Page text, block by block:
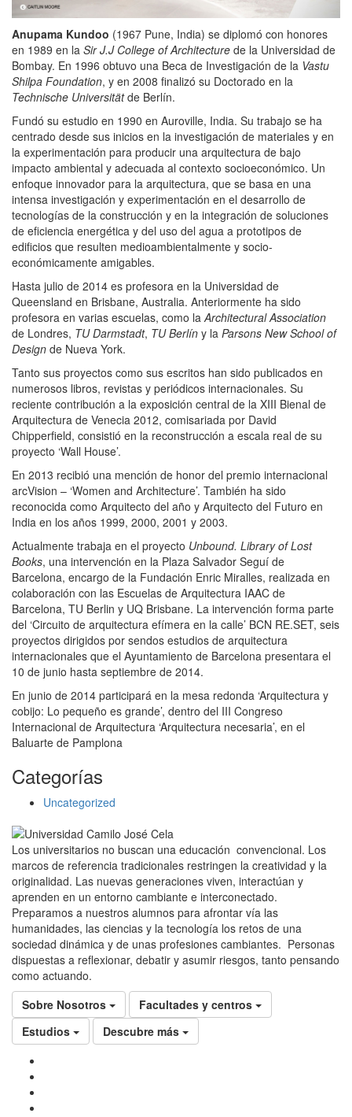
Anupama Kundoo (1967 Pune, India) se diplomó con honores
en 1989 en la Sir J.J College of Architecture de la Universidad de
Bombay. En 1996 obtuvo una Beca de Investigación de la Vastu
Shilpa Foundation, y en 2008 finalizó su Doctorado en la
Technische Universitätde Berlín.
Fundó su estudio en 1990 en Auroville, India. Su trabajo se ha
centrado desde sus inicios en la investigación de materiales y en
la experimentación para producir una arquitectura de bajo
impacto ambiental y adecuada al contexto socioeconómico. Un
enfoque innovador para la arquitectura, que se basa en una
intensa investigación y experimentación en el desarrollo de
tecnologías de la construcción y en la integración de soluciones
de eficiencia energética y del uso del agua a prototipos de
edificios que resulten medioambientalmente y socio-
económicamente amigables.
Hasta julio de 2014 es profesora en la Universidad de
Queensland en Brisbane, Australia. Anteriormente ha sido
profesora en varias escuelas, como la Architectural Association
de Londres, TU Darmstadt, TU Berlín y la Parsons New School of
Design de Nueva York.
Tanto sus proyectos como sus escritos han sido publicados en
numerosos libros, revistas y periódicos internacionales. Su
reciente contribución a la exposición central de la XIII Bienal de
Arquitectura de Venecia 2012, comisariada por David
Chipperfield, consistió en la reconstrucción a escala real de su
proyecto ‘Wall House’.
En 2013 recibió una mención de honor del premio internacional
arcVision – ‘Women and Architecture’. También ha sido
reconocida como Arquitecto del año y Arquitecto del Futuro en
India en los años 1999, 2000, 2001 y 2003.
Actualmente trabaja en el proyecto Unbound. Library of Lost
Books, una intervención en la Plaza Salvador Seguí de
Barcelona, encargo de la Fundación Enric Miralles, realizada en
colaboración con las Escuelas de Arquitectura IAAC de
Barcelona, TU Berlin y UQ Brisbane. La intervención forma parte
del ‘Circuito de arquitectura efímera en la calle’ BCN RE.SET, seis
proyectos dirigidos por sendos estudios de arquitectura
internacionales que el Ayuntamiento de Barcelona presentara el
10 de junio hasta septiembre de 2014.
En junio de 2014 participará en la mesa redonda ‘Arquitectura y
cobijo: Lo pequeño es grande’, dentro del III Congreso
Internacional de Arquitectura ‘Arquitectura necesaria’, en el
Baluarte de Pamplona
Categorías
Uncategorized
Los universitarios no buscan una educación convencional. Los
marcos de referencia tradicionales restringen la creatividad y la
originalidad. Las nuevas generaciones viven, interactúan y
aprenden en un entorno cambiante e interconectado.
Preparamos a nuestros alumnos para afrontar vía las
humanidades, las ciencias y la tecnología los retos de una
sociedad dinámica y de unas profesiones cambiantes. Personas
dispuestas a reflexionar, debatir y asumir riesgos, tanto pensando
como actuando.
Sobre Nosotros
Facultades y centros
Estudios
Descubre más